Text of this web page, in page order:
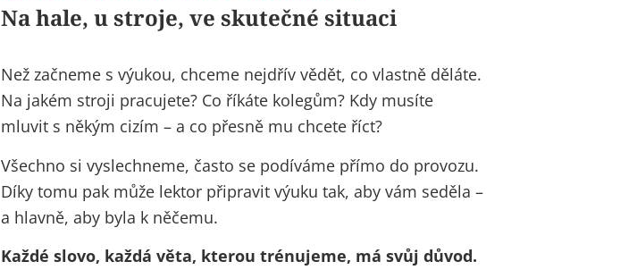
Na hale, u stroje, ve skutečné situaci
Než začneme s výukou, chceme nejdřív vědět, co vlastně děláte.
Na jakém stroji pracujete? Co říkáte kolegům? Kdy musíte
mluvit s někým cizím – a co přesně mu chcete říct?
Všechno si vyslechneme, často se podíváme přímo do provozu.
Díky tomu pak může lektor připravit výuku tak, aby vám seděla –
a hlavně, aby byla k něčemu.
Každé slovo, každá věta, kterou trénujeme, má svůj důvod.